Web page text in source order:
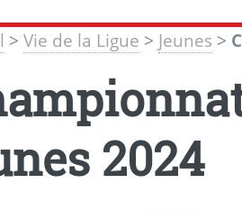
>Vie de la Ligue > Jeunes >
2024